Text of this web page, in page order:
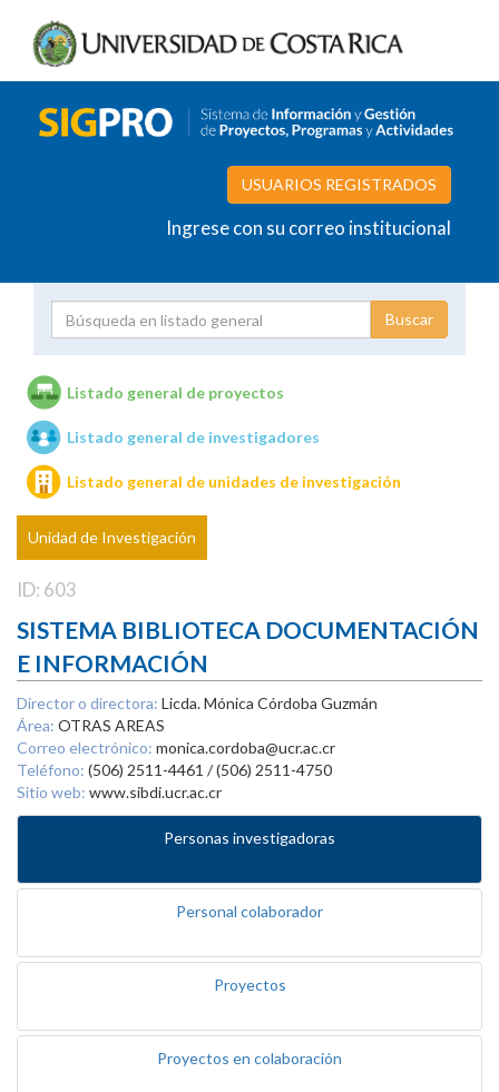
USUARIOS REGISTRADOS
Ingrese con su correo institucional
Unidades de investigación
Listado general de proyectos
Listado general de investigadores
Listado general de unidades de investigación
Unidad de Investigación
ID: 603
SISTEMA BIBLIOTECA DOCUMENTACIÓN
E INFORMACIÓN
Director o directora: Licda. Mónica Córdoba Guzmán
Área: OTRAS AREAS
Correo electrónico: monica.cordoba@ucr.ac.cr
Teléfono: (506) 2511-4461 / (506) 2511-4750
Sitio web: www.sibdi.ucr.ac.cr
Personas investigadoras
Personal colaborador
Proyectos
Proyectos en colaboración